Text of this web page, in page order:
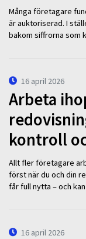
Många företagare
är auktoriserad. I
bakom siffrorna som
16 april 2026
Arbeta
kontroll
Allt fler företagare
först när du och din
får full nytta – och
16 april 2026